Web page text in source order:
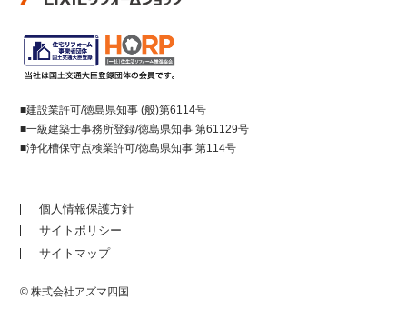
■建設業許可/徳島県知事 (般)第6114号
■一級建築士事務所登録/徳島県知事 第61129号
■浄化槽保守点検業許可/徳島県知事 第114号
個人情報保護方針
サイトポリシー
サイトマップ
© 株式会社アズマ四国